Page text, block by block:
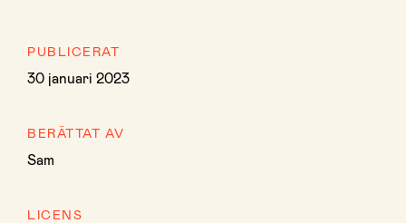
PUBLICERAT
30 januari 2023
BERÄTTAT AV
Sam
LICENS